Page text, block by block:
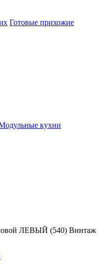
Готовые прихожие
кухни
ЛЕВЫЙ (540) Винтаж